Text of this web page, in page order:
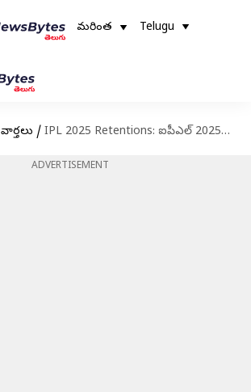
మరింత Telugu
/ IPL 2025 Retentions: ఐపీఎల్ 2025లో ఫ్రాంచేజీలకు స్టార్ల ఆటగాళ్లు గుడ్ బై.. వేలంలోకి కీలక ప్లేయర్లు!
ADVERTISEMENT